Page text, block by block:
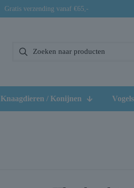
Gratis verzending vanaf €65,-
Knaagdieren / Konijnen Vogels